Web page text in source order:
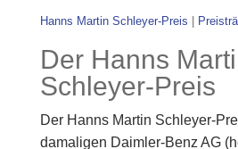
Hanns Martin Schleyer-Preis
Der Hanns
Schleyer-Preis
Der Hanns Martin Schleyer-
damaligen Daimler-Benz AG